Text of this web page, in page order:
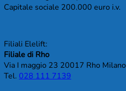
Capitale sociale 200.000 euro i.v.
Filiali Elelift:
Filiale di Rho
Via I maggio 23 20017 Rho Milano
Tel. 028 111 7139